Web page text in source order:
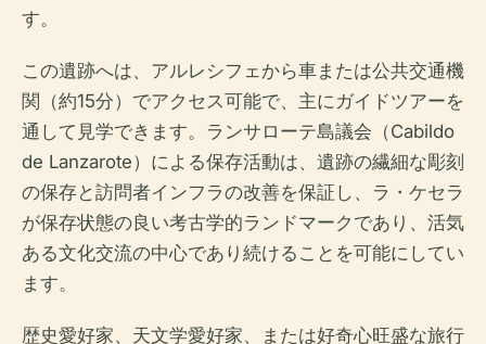
す。
この遺跡へは、アルレシフェから車または公共交通機
関（約15分）でアクセス可能で、主にガイドツアーを
通して見学できます。ランサローテ島議会（Cabildo
de Lanzarote）による保存活動は、遺跡の繊細な彫刻
の保存と訪問者インフラの改善を保証し、ラ・ケセラ
が保存状態の良い考古学的ランドマークであり、活気
ある文化交流の中心であり続けることを可能にしてい
ます。
歴史愛好家、天文学愛好家、または好奇心旺盛な旅行